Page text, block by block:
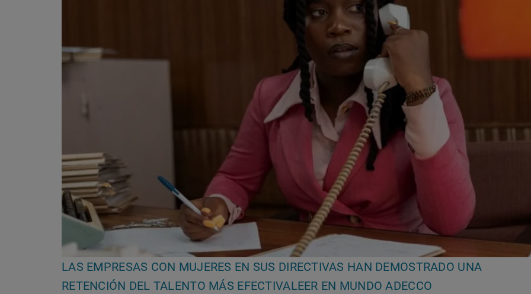
LAS EMPRESAS CON MUJERES EN SUS DIRECTIVAS HAN DEMOSTRADO UNA
RETENCIÓN DEL TALENTO MÁS EFECTIVALEER EN MUNDO ADECCO